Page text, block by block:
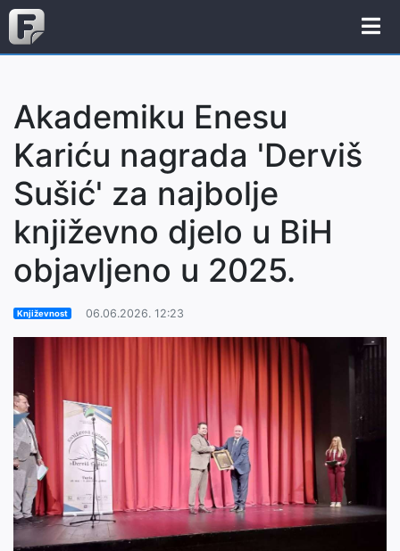
Akademiku Enesu
Kariću nagrada 'Derviš
Sušić' za najbolje
književno djelo u BiH
objavljeno u 2025.
Književnost 06.06.2026. 12:23